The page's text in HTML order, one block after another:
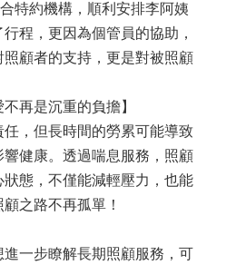
特約機構，順利安排李阿姨
程，更因為個管員的協助，
顧者的支持，更是對被照顧
再是沉重的負擔】
，但長時間的勞累可能導致
健康。透過喘息服務，照顧
態，不僅能減輕壓力，也能
之路不再孤單！
一步瞭解長期照顧服務，可